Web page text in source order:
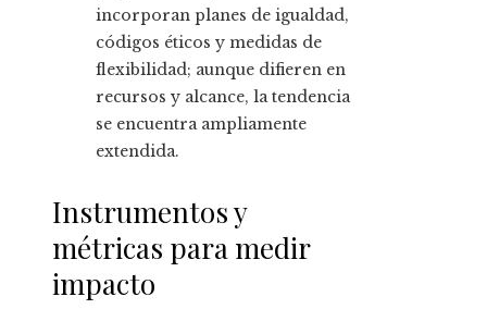
incorporan planes de igualdad,
códigos éticos y medidas de
flexibilidad; aunque difieren en
recursos y alcance, la tendencia
se encuentra ampliamente
extendida.
Instrumentos y
métricas para medir
impacto